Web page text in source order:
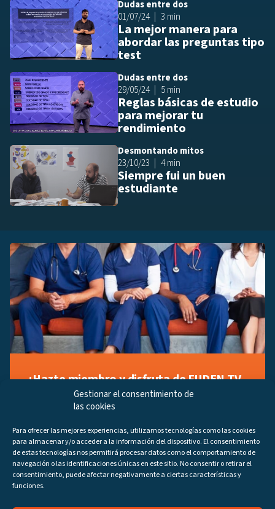
Gestionar el consentimiento de
las cookies
Para ofrecer las mejores experiencias, utilizamos tecnologías como las cookies
para almacenar y/o acceder a la información del dispositivo. El consentimiento
de estas tecnologías nos permitirá procesar datos como el comportamiento de
navegación o las identificaciones únicas en este sitio. No consentir o retirar el
consentimiento, puede afectar negativamente a ciertas características y
funciones.
Dudas entre dos
01/07/24
3 min
La mejor manera para
abordar las preguntas tipo
test
Dudas entre dos
29/05/24
5 min
Reglas básicas de estudio
para mejorar tu
rendimiento
Desmontando mitos
23/10/23
4 min
Siempre fui un buen
estudiante
¡Hazte miembro y disfruta de FUDEN TV
a tu manera!
Regístrate ahora gratuitamente y marca tus videos
los últimos programas disponibles.
Regístrate ahora